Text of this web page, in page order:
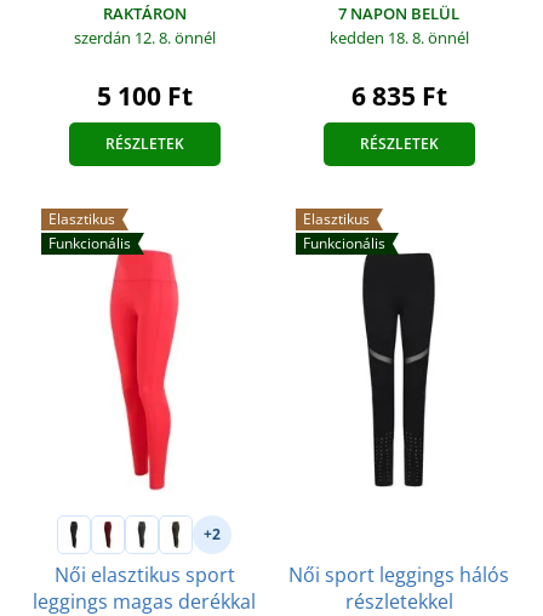
RAKTÁRON
szerdán 12. 8.önnél
5 100 Ft
RÉSZLETEK
7 NAPON BELÜL
kedden 18. 8.önnél
6 835 Ft
RÉSZLETEK
Elasztikus
Funkcionális
+2
Női elasztikus sport
leggings magas derékkal
Elasztikus
Funkcionális
Női sport leggings hálós
részletekkel